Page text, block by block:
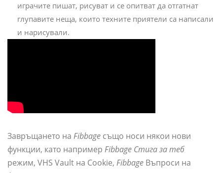
играчите пишат, рисуват и се опитват да отгатнат
глупавите неща, които техните приятели са написали
и нарисували.
Завръщането на Fibbage също носи някои нови
функции, като например Fibbage Стига за теб
режим, VHS Vault на Cookie, Fibbage Въпроси на